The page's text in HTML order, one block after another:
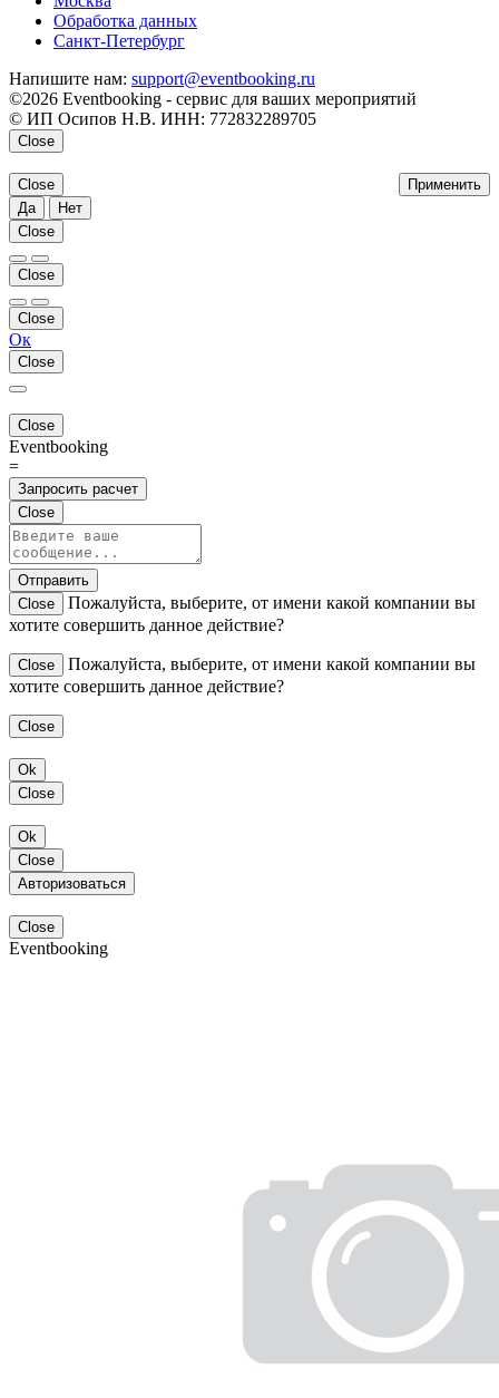
Обработка данных
Санкт-Петербург
Напишите нам: support@eventbooking.ru
©2026 Eventbooking - сервис для ваших мероприятий
© ИП Осипов Н.В. ИНН: 772832289705
Close
Применить
Close
Да
Нет
Close
Close
Close
Ок
Close
Close
Eventbooking
=
Запросить расчет
Close
Отправить
Close
Пожалуйста, выберите, от имени какой компании вы
хотите совершить данное действие?
Close
Пожалуйста, выберите, от имени какой компании вы
хотите совершить данное действие?
Close
Ok
Close
Ok
Close
Авторизоваться
Close
Eventbooking